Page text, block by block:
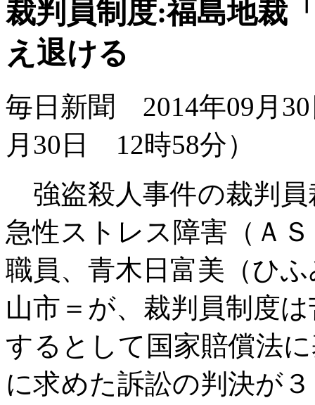
裁判員制度:福島地裁
え退ける
毎日新聞 2014年09月
月30日 12時58分）
強盗殺人事件の裁判
急性ストレス障害（Ａ
職員、青木日富美（ひ
山市＝が、裁判員制度
するとして国家賠償法
に求めた訴訟の判決が